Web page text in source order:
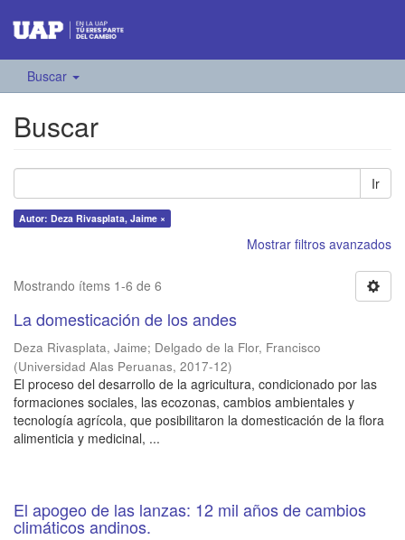
Buscar
Buscar
Ir
Autor: Deza Rivasplata, Jaime ×
Mostrar filtros avanzados
Mostrando ítems 1-6 de 6
La domesticación de los andes
Deza Rivasplata, Jaime; Delgado de la Flor, Francisco
(Universidad Alas Peruanas, 2017-12)
El proceso del desarrollo de la agricultura, condicionado por las
formaciones sociales, las ecozonas, cambios ambientales y
tecnología agrícola, que posibilitaron la domesticación de la flora
alimenticia y medicinal, ...
El apogeo de las lanzas: 12 mil años de cambios
climáticos andinos.